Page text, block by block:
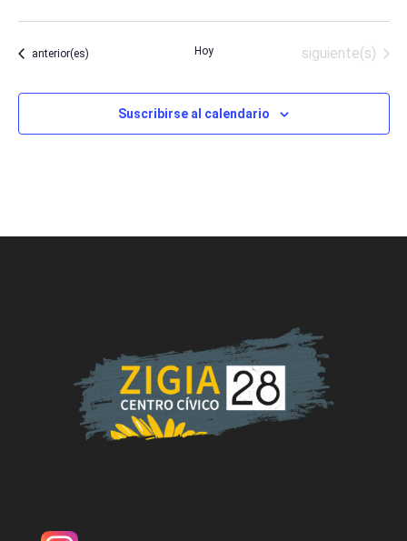
Eventos
anterior(es) Hoy Eventos
siguiente(s)
Suscribirse al calendario